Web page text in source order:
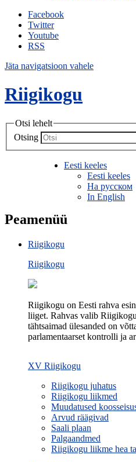
Facebook
Twitter
Youtube
RSS
Jäta navigatsioon vahele
Riigikogu
Otsi lehelt
Otsing
Eesti keeles
Eesti keeles
На русском
In English
Peamenüü
Riigikogu
Riigikogu
Riigikogu on Eesti rahva
liiget. Rahvas valib
tähtsaimad ülesanded on
parlamentaarset kontrolli ja
XV Riigikogu
Riigikogu juhatus
Riigikogu liikmed
Muudatused
Arvud räägivad
Saali plaan
Palgaandmed
Riigikogu liikme hea